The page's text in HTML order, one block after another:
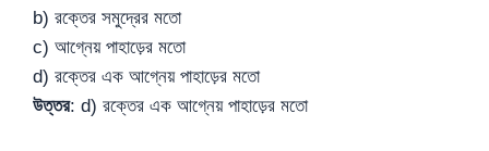
b) রক্তের সমুদ্রের মতো
c) আগ্নেয় পাহাড়ের মতো
d) রক্তের এক আগ্নেয় পাহাড়ের মতো
উত্তর: d) রক্তের এক আগ্নেয় পাহাড়ের মতো